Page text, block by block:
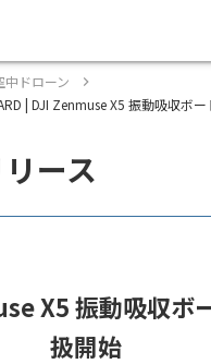
中ドローン
| DJI Zenmuse X5 振動吸収ボー
ース
X5 振動吸収ボ
扱開始